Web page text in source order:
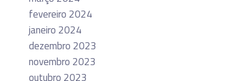
fevereiro 2024
janeiro 2024
dezembro 2023
novembro 2023
outubro 2023